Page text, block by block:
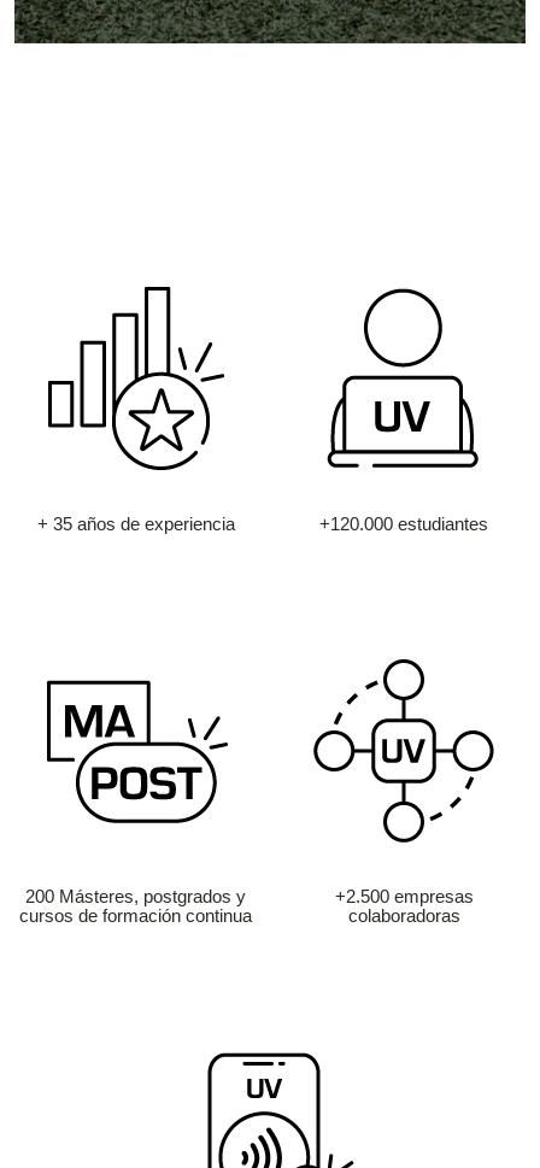
+ 35 años de experiencia +120.000 estudiantes
200 Másteres, postgrados y
cursos de formación continua
+2.500 empresas
colaboradoras